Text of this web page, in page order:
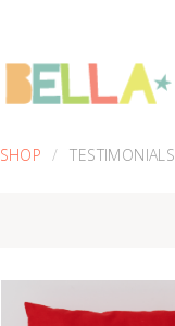
SHOP TESTIMONIALS